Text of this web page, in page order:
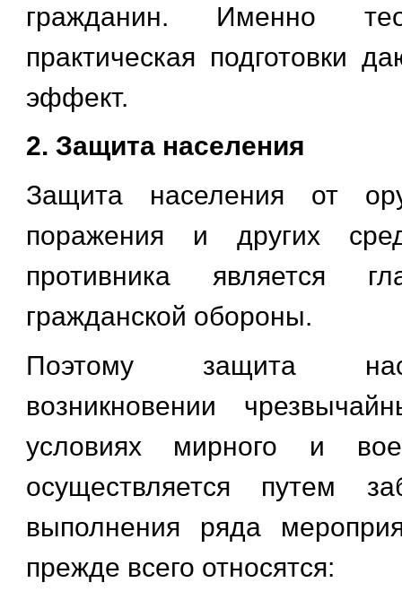
гражданин. Именно
практическая подготовки
эффект.
2. Защита населения
Защита населения от
поражения и других
противника является
гражданской обороны.
Поэтому защита
возникновении
условиях мирного и
осуществляется путем
выполнения ряда
прежде всего относятся: